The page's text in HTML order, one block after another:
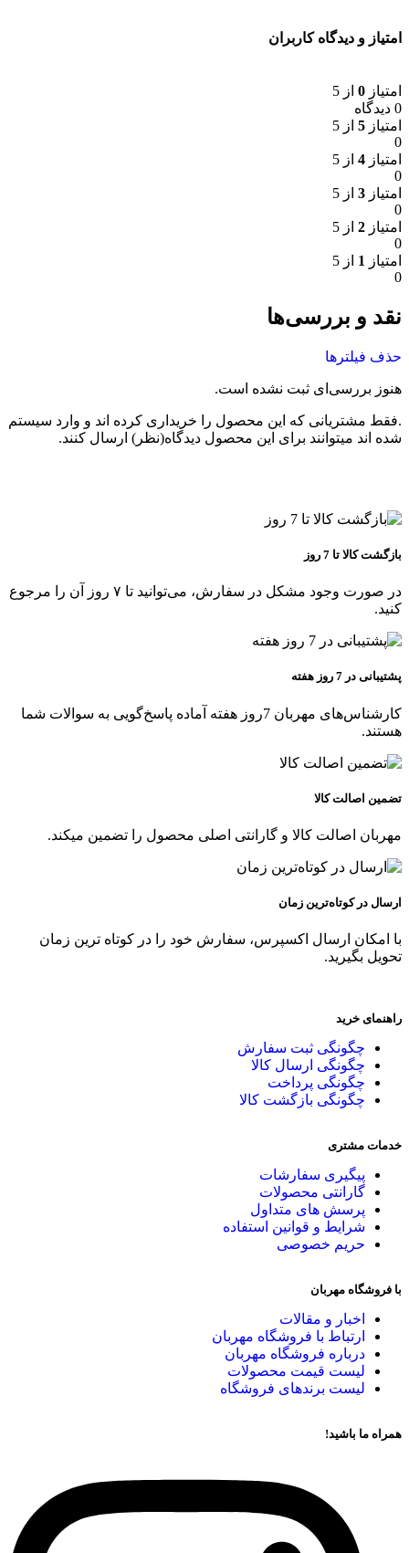
امتیاز و دیدگاه کاربران
امتیاز 0 از 5
0 دیدگاه
امتیاز 5 از 5
0
امتیاز 4 از 5
0
امتیاز 3 از 5
0
امتیاز 2 از 5
0
امتیاز 1 از 5
0
نقد و بررسی‌ها
حذف فیلترها
هنوز بررسی‌ای ثبت نشده است.
.فقط مشتریانی که این محصول را خریداری کرده اند و وارد سیستم
شده اند میتوانند برای این محصول دیدگاه(نظر) ارسال کنند.
بازگشت کالا تا 7 روز
در صورت وجود مشکل در سفارش، می‌توانید تا ۷ روز آن را مرجوع
کنید.
پشتیبانی در 7 روز هفته
کارشناس‌های مهربان 7روز هفته آماده پاسخ‌گویی به سوالات شما
هستند.
تضمین اصالت کالا
مهربان اصالت کالا و گارانتی اصلی محصول را تضمین میکند.
ارسال در کوتاه‌ترین زمان
با امکان ارسال اکسپرس، سفارش خود را در کوتاه ترین زمان
تحویل بگیرید.
راهنمای خرید
چگونگی ثبت سفارش
چگونگی ارسال کالا
چگونگی پرداخت
چگونگی بازگشت کالا
خدمات مشتری
پیگیری سفارشات
گارانتی محصولات
پرسش های متداول
شرایط و قوانین استفاده
حریم خصوصی
با فروشگاه مهربان
اخبار و مقالات
ارتباط با فروشگاه مهربان
درباره فروشگاه مهربان
لیست قیمت محصولات
لیست برندهای فروشگاه
همراه ما باشید!